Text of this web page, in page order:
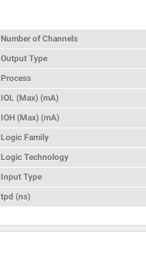
Number of Channels :
Output Type :
Process :
IOL (Max) (mA) :
IOH (Max) (mA) :
Logic Family :
Logic Technology :
Input Type :
tpd (ns) :